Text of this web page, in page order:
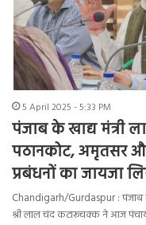
5 April 2025 - 5:33 PM
पंजाब के खाद्य मंत्री
पठानकोट, अमृतसर
प्रबंधनों का जायजा
Chandigarh/Gurdaspur : पंजाब के
श्री लाल चंद कटारूचक्क ने आज